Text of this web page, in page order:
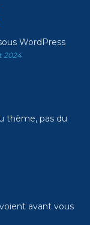
WordPress
2024
thème, pas du
avant vous